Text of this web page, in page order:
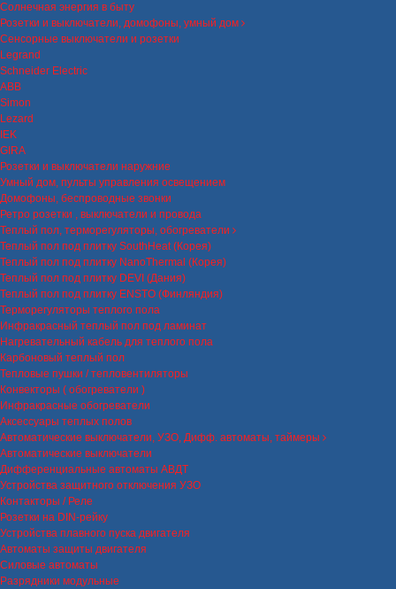
Солнечная энергия в быту
Розетки и выключатели, домофоны, умный дом
Сенсорные выключатели и розетки
Legrand
Schneider Electric
ABB
Simon
Lezard
IEK
GIRA
Розетки и выключатели наружние
Умный дом, пульты управления освещением
Домофоны, беспроводные звонки
Ретро розетки , выключатели и провода
Теплый пол, терморегуляторы, обогреватели
Теплый пол под плитку SouthHeat (Корея)
Теплый пол под плитку NanoThermal (Корея)
Теплый пол под плитку DEVI (Дания)
Теплый пол под плитку ENSTO (Финляндия)
Терморегуляторы теплого пола
Инфракрасный теплый пол под ламинат
Нагревательный кабель для теплого пола
Карбоновый теплый пол
Тепловые пушки / тепловентиляторы
Конвекторы ( обогреватели )
Инфракрасные обогреватели
Аксессуары теплых полов
Автоматические выключатели, УЗО, Дифф. автоматы, таймеры
Автоматические выключатели
Дифференциальные автоматы АВДТ
Устройства защитного отключения УЗО
Контакторы / Реле
Розетки на DIN-рейку
Устройства плавного пуска двигателя
Автоматы защиты двигателя
Силовые автоматы
Разрядники модульные